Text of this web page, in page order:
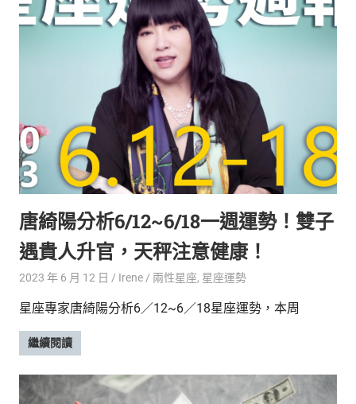
屬
的
唐綺陽分析6/12~6/18一週運勢！雙子
遇貴人升官，天秤注意健康！
2023 年 6 月 12 日 Irene 兩性星座, 星座運勢
星座專家唐綺陽分析6／12~6／18星座運勢，本周
繼續閱讀